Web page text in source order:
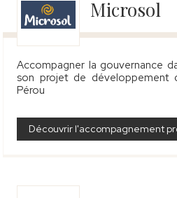
Microsol
Accompagner la gouvernance
son projet de développement
Pérou
Découvrir l'accompagnement